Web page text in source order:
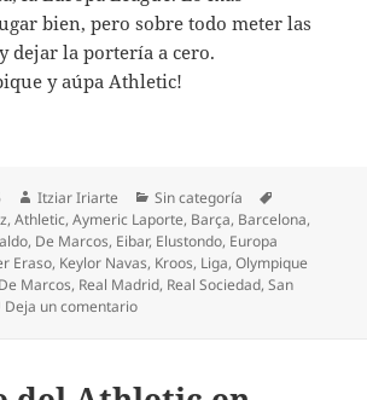
bien, pero sobre todo meter las
dejar la portería a cero.
y aúpa Athletic!
Autor
Itziar Iriarte Categorías
Sin categoría
,Athletic,Aymeric Laporte, Barça, Barcelona,
, De Marcos, Eibar, Elustondo, Europa
Eraso, Keylor Navas, Kroos, Liga,Olympique
Marcos, Real Madrid, Real Sociedad,San
Deja un comentarioen La distinta efectividad hace